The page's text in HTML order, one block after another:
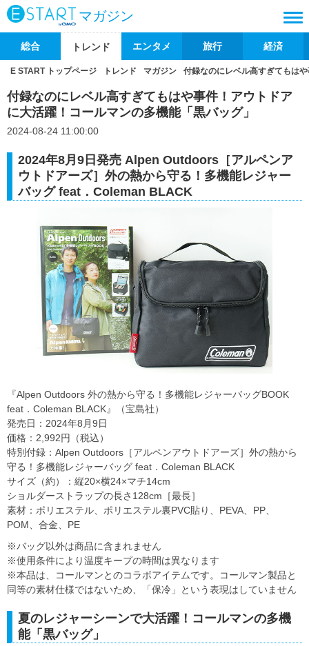
マガジン
総合 トレンド エンタメ 旅行 経済
E START トップページ トレンド マガジン 付録なのにレベル高すぎてもは
付録なのにレベル高すぎてもはや事件！アウトドア
に大活躍！コールマンの多機能「黒バッグ」
2024-08-24 11:00:00
2024年8月9日発売 Alpen Outdoors［アルペンア
ウトドアーズ］外の熱から守る！多機能レジャー
バッグ feat．Coleman BLACK
『Alpen Outdoors 外の熱から守る！多機能レジャーバッグBOOK
feat．Coleman BLACK』（宝島社）
発売日：2024年8月9日
価格：2,992円（税込）
特別付録：Alpen Outdoors［アルペンアウトドアーズ］外の熱から
守る！多機能レジャーバッグ feat．Coleman BLACK
サイズ（約）：縦20×横24×マチ14cm
ショルダーストラップの長さ128cm［最長］
素材：ポリエステル、ポリエステル裏PVC貼り、PEVA、PP、
POM、合金、PE
※バッグ以外は商品に含まれません
※使用条件により温度キープの時間は異なります
※本品は、コールマンとのコラボアイテムです。コールマン製品と
同等の素材仕様ではないため、「保冷」という表現はしていません
夏のレジャーシーンで大活躍！コールマンの多機
能「黒バッグ」